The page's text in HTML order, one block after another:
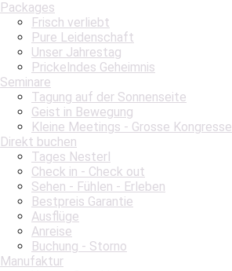
Packages
Frisch verliebt
Pure Leidenschaft
Unser Jahrestag
Prickelndes Geheimnis
Seminare
Tagung auf der Sonnenseite
Geist in Bewegung
Kleine Meetings - Grosse Kongresse
Direkt buchen
Tages Nesterl
Check in - Check out
Sehen - Fühlen - Erleben
Bestpreis Garantie
Ausflüge
Anreise
Buchung - Storno
Manufaktur